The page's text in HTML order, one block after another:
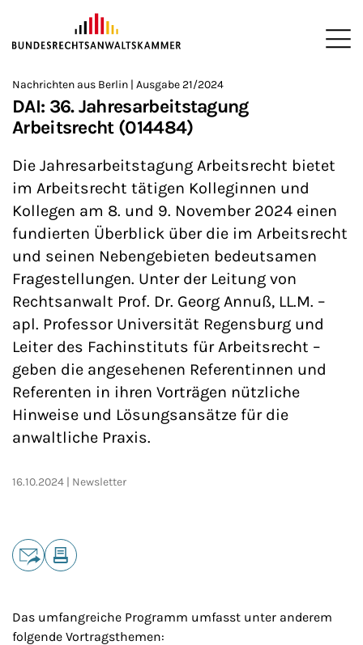
ZUM HAUPTINHALT SPRINGEN
Sie befinden sich hier:
>
Startseite
>
Newsroom
>
Newsletter
>
Nachrichten aus Berlin
Nachrichten aus Berlin | Ausgabe 21/2024
DAI: 36. Jahresarbeitstagung
Arbeitsrecht (014484)
Die Jahresarbeitstagung Arbeitsrecht bietet
im Arbeitsrecht tätigen Kolleginnen und
Kollegen am 8. und 9. November 2024 einen
fundierten Überblick über die im Arbeitsrecht
und seinen Nebengebieten bedeutsamen
Fragestellungen. Unter der Leitung von
Rechtsanwalt Prof. Dr. Georg Annuß, LL.M. –
apl. Professor Universität Regensburg und
Leiter des Fachinstituts für Arbeitsrecht –
geben die angesehenen Referentinnen und
Referenten in ihren Vorträgen nützliche
Hinweise und Lösungsansätze für die
anwaltliche Praxis.
16.10.2024 Newsletter
Teilen
Das umfangreiche Programm umfasst unter anderem
folgende Vortragsthemen: